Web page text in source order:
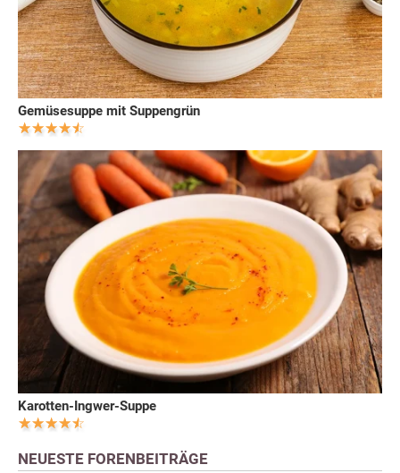
Gemüsesuppe mit Suppengrün
Karotten-Ingwer-Suppe
NEUESTE FORENBEITRÄGE